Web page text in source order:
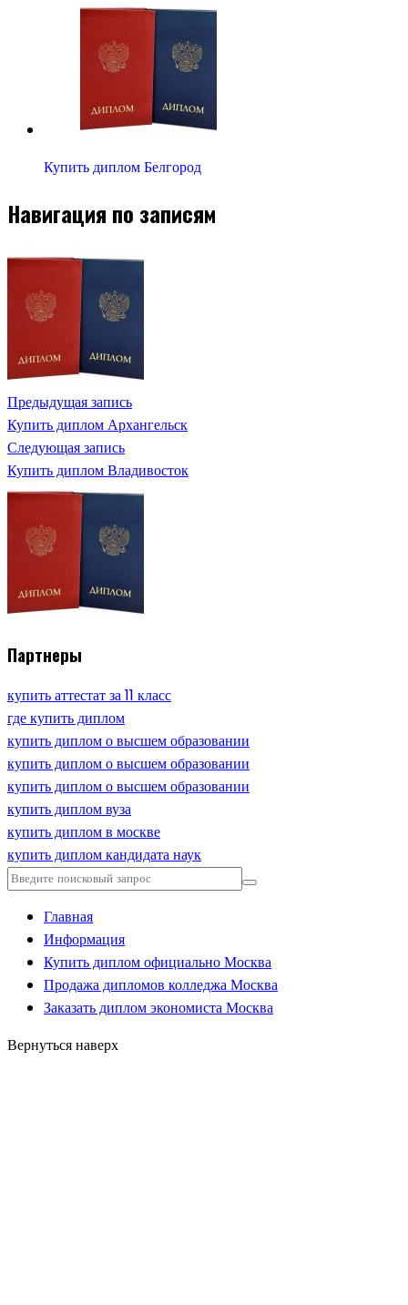
Купить диплом Белгород
Навигация по записям
Предыдущая запись
Купить диплом Архангельск
Следующая запись
Купить диплом Владивосток
Партнеры
купить аттестат за 11 класс
где купить диплом
купить диплом о высшем образовании
купить диплом о высшем образовании
купить диплом о высшем образовании
купить диплом вуза
купить диплом в москве
купить диплом кандидата наук
Главная
Информация
Купить диплом официально Москва
Продажа дипломов колледжа Москва
Заказать диплом экономиста Москва
Вернуться наверх